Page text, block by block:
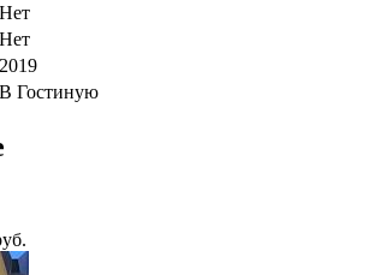
Нет
Нет
2019
В Гостиную